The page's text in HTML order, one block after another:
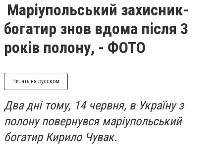
Маріупольський захисник-
богатир знов вдома після 3
років полону, - ФОТО
Читать на русском
Два дні тому, 14 червня, в Україну з
полону повернувся маріупольський
богатир Кирило Чувак.